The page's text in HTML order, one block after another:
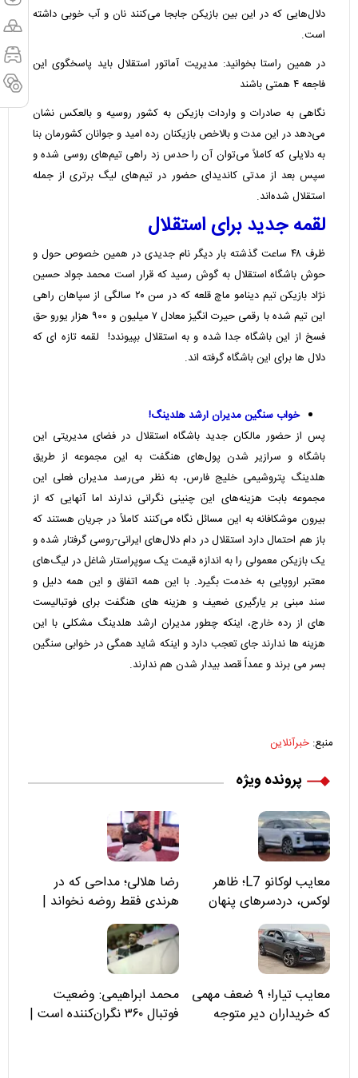
دلال‌هایی که در این بین بازیکن جابجا می‌کنند نان و آب خوبی داشته
است.
در همین راستا بخوانید: مدیریت آماتور استقلال باید پاسخگوی این
فاجعه ۴ همتی باشند
نگاهی به صادرات و واردات بازیکن به کشور روسیه و بالعکس نشان
می‌دهد در این مدت و بالاخص بازیکنان رده امید و جوانان کشورمان بنا
به دلایلی که کاملاً می‌توان آن را حدس زد راهی تیم‌های روسی شده و
سپس بعد از مدتی کاندیدای حضور در تیم‌های لیگ برتری از جمله
استقلال شده‌اند.
لقمه جدید برای استقلال
ظرف ۴۸ ساعت گذشته بار دیگر نام جدیدی در همین خصوص حول و
حوش باشگاه استقلال به گوش رسید که قرار است محمد جواد حسین
نژاد بازیکن تیم دینامو ماچ قلعه که در سن ۲۰ سالگی از سپاهان راهی
این تیم شده با رقمی حیرت انگیز معادل ۷ میلیون و ۹۰۰ هزار یورو حق
فسخ از این باشگاه جدا شده و به استقلال بپیوندد! لقمه تازه ای که
دلال ها برای این باشگاه گرفته اند.
خواب سنگین مدیران ارشد هلدینگ!
پس از حضور مالکان جدید باشگاه استقلال در فضای مدیریتی این
باشگاه و سرازیر شدن پول‌های هنگفت به این مجموعه از طریق
هلدینگ پتروشیمی خلیج فارس، به نظر می‌رسد مدیران فعلی این
مجموعه بابت هزینه‌های این چنینی نگرانی ندارند اما آنهایی که از
بیرون موشکافانه به این مسائل نگاه می‌کنند کاملاً در جریان هستند که
باز هم احتمال دارد استقلال در دام دلال‌های ایرانی-روسی گرفتار شده و
یک بازیکن معمولی را به اندازه قیمت یک سوپراستار شاغل در لیگ‌های
معتبر اروپایی به خدمت بگیرد. با این همه اتفاق و این همه دلیل و
سند مبنی بر یارگیری ضعیف و هزینه های هنگفت برای فوتبالیست
های از رده خارج، اینکه چطور مدیران ارشد هلدینگ مشکلی با این
هزینه ها ندارند جای تعجب دارد و اینکه شاید همگی در خوابی سنگین
بسر می برند و عمداً قصد بیدار شدن هم ندارند.
منبع: خبرآنلاین
پرونده ویژه
معایب لوکانو L7؛ ظاهر
لوکس، دردسرهای پنهان
رضا هلالی؛ مداحی که در
هرندی فقط روضه نخواند |
مسئولان «تکیه‌گاه آقا مرتضی
علی(ع)» را جدی‌تر ببینند
معایب تیارا؛ ۹ ضعف مهمی
که خریداران دیر متوجه
محمد ابراهیمی: وضعیت
فوتبال ۳۶۰ نگران‌کننده است |